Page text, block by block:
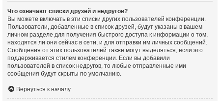
Что означают списки друзей и недругов?
Вы можете включать в эти списки других пользователей конференции.
Пользователи, добавленные в список друзей, будут указаны в вашем
личном разделе для получения быстрого доступа к информации о том,
находятся ли они сейчас в сети, и для отправки им личных сообщений.
Сообщения от этих пользователей также могут выделяться, если это
поддерживается стилем конференции. Если вы добавили
пользователей в список недругов, то любые отправленные ими
сообщения будут скрыты по умолчанию.
Вернуться к началу